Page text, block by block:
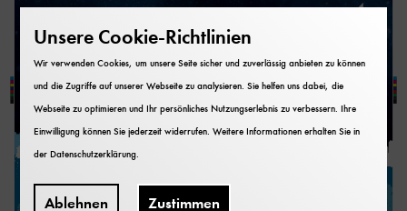
Unsere Cookie-Richtlinien
Wir verwenden Cookies, um unsere Seite sicher und zuverlässig anbieten zu können
und die Zugriffe auf unserer Webseite zu analysieren. Sie helfen uns dabei, die
Webseite zu optimieren und Ihr persönliches Nutzungserlebnis zu verbessern. Ihre
Einwilligung können Sie jederzeit widerrufen. Weitere Informationen erhalten Sie in
derDatenschutzerklärung.
Ablehnen Zustimmen